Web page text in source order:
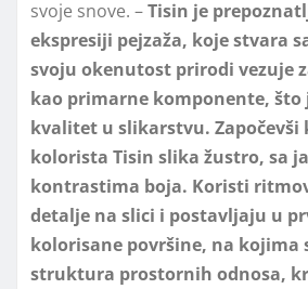
svoje snove. –Tisin je
ekspresiji pejzaža, koje stvara
svoju okenutost prirodi vezuje
kao primarne komponente, što
kvalitet u slikarstvu. Započevši
kolorista Tisin slika žustro, sa
kontrastima boja. Koristi
detalje na slici i postavljaju u
kolorisane površine, na kojima
struktura prostornih odnosa,